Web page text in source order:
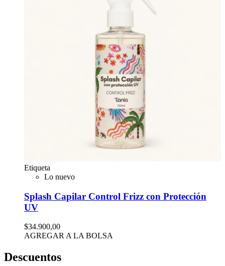
Etiqueta
Lo nuevo
Splash Capilar Control Frizz con Protección
UV
$34.900,00
AGREGAR A LA BOLSA
Descuentos